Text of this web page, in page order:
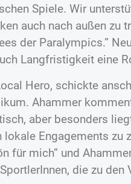
Spiele. Wir
auch nach außen zu
der Paralympics.”
Langfristigkeit eine
Hero, schickte
Ahammer
aber besonders
Engagements zu
für mich” und
die zu den